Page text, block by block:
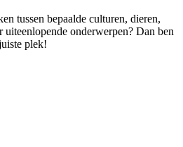
tussen bepaalde culturen, dieren,
uiteenlopende onderwerpen? Dan ben
plek!